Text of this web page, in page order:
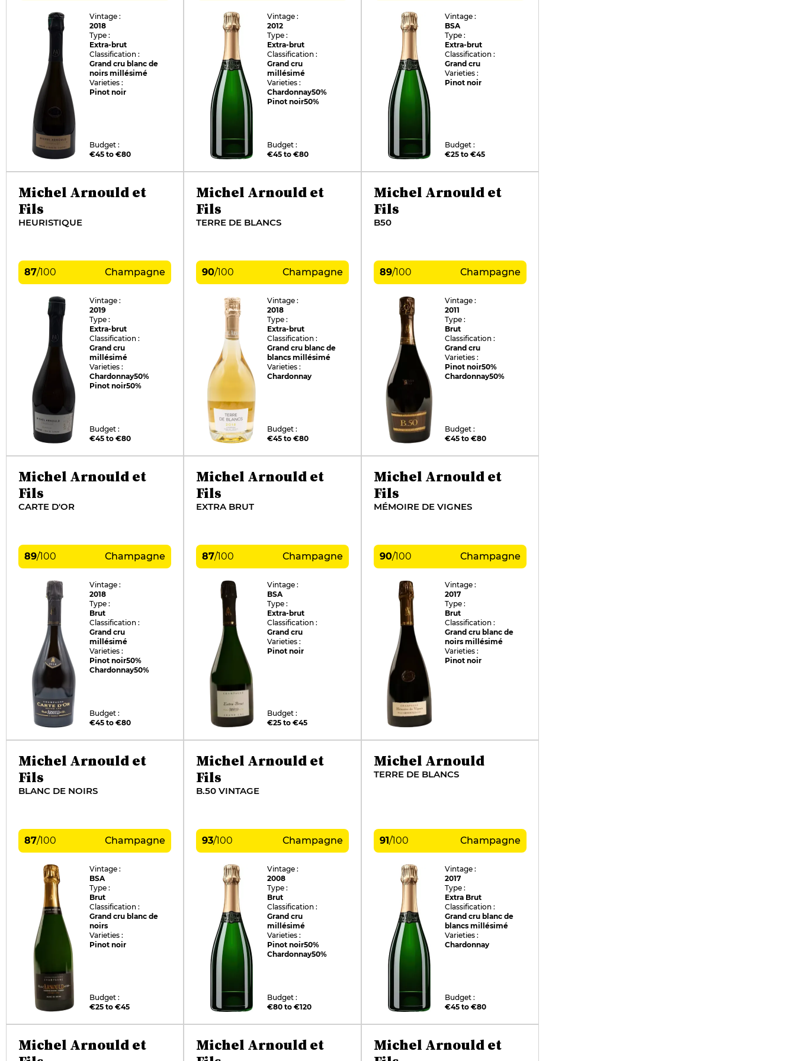
Vintage :
2018
Type :
Extra-brut
Classification :
Grand cru blanc de
noirs millésimé
Varieties :
Pinot noir
Budget :
€45 to €80
Vintage :
2012
Type :
Extra-brut
Classification :
Grand cru
millésimé
Varieties :
Chardonnay50%
Pinot noir50%
Budget :
€45 to €80
Vintage :
BSA
Type :
Extra-brut
Classification :
Grand cru
Varieties :
Pinot noir
Budget :
€25 to €45
Michel Arnould et
Fils
HEURISTIQUE
87/100 Champagne
Vintage :
2019
Type :
Extra-brut
Classification :
Grand cru
millésimé
Varieties :
Chardonnay50%
Pinot noir50%
Budget :
€45 to €80
Michel Arnould et
Fils
TERRE DE BLANCS
90/100 Champagne
Vintage :
2018
Type :
Extra-brut
Classification :
Grand cru blanc de
blancs millésimé
Varieties :
Chardonnay
Budget :
€45 to €80
Michel Arnould et
Fils
B50
89/100 Champagne
Vintage :
2011
Type :
Brut
Classification :
Grand cru
Varieties :
Pinot noir50%
Chardonnay50%
Budget :
€45 to €80
Michel Arnould et
Fils
CARTE D'OR
89/100 Champagne
Vintage :
2018
Type :
Brut
Classification :
Grand cru
millésimé
Varieties :
Pinot noir50%
Chardonnay50%
Budget :
€45 to €80
Michel Arnould et
Fils
EXTRA BRUT
87/100 Champagne
Vintage :
BSA
Type :
Extra-brut
Classification :
Grand cru
Varieties :
Pinot noir
Budget :
€25 to €45
Michel Arnould et
Fils
MÉMOIRE DE VIGNES
90/100 Champagne
Vintage :
2017
Type :
Brut
Classification :
Grand cru blanc de
noirs millésimé
Varieties :
Pinot noir
Michel Arnould et
Fils
BLANC DE NOIRS
87/100 Champagne
Vintage :
BSA
Type :
Brut
Classification :
Grand cru blanc de
noirs
Varieties :
Pinot noir
Budget :
€25 to €45
Michel Arnould et
Fils
B.50 VINTAGE
93/100 Champagne
Vintage :
2008
Type :
Brut
Classification :
Grand cru
millésimé
Varieties :
Pinot noir50%
Chardonnay50%
Budget :
€80 to €120
Michel Arnould
TERRE DE BLANCS
91/100 Champagne
Vintage :
2017
Type :
Extra Brut
Classification :
Grand cru blanc de
blancs millésimé
Varieties :
Chardonnay
Budget :
€45 to €80
Michel Arnould et
Michel Arnould et
Michel Arnould et